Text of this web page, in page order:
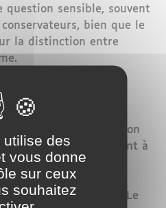
sensible, souvent
bien que le
la distinction entre
protéger la
cette extension
une démarche visant à
la sécurité intérieure
du terrorisme
transfrontalière. Le
utilise des
vous donne
sur ceux
souhaitez